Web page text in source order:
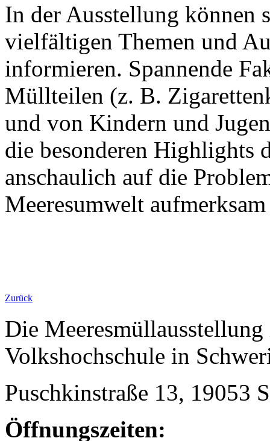
In der Ausstellung können
vielfältigen Themen und
informieren. Spannende
Müllteilen (z. B.
und von Kindern und
die besonderen Highlights
anschaulich auf die
Meeresumwelt
Zurück
Die
Volkshochschule in
Puschkinstraße 13, 19053
Öffnungszeiten: